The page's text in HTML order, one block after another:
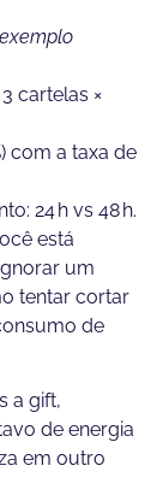
exemplo
cartelas ×
com a taxa de
24 h vs 48 h.
está
um
tentar cortar
de
a gift,
de energia
em outro